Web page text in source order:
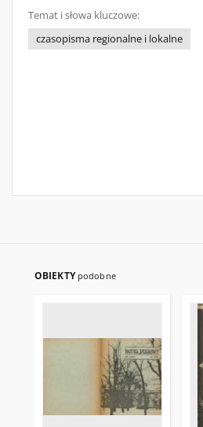
Temat i słowa kluczowe:
czasopisma regionalne i lokalne
OBIEKTY podobne